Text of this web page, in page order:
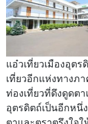
แอ๋วเที่ยวเมืองอุต
เที่ยวอีกแห่งทางภ
ท่องเที่ยวที่ดึงดูดต
อุตรดิตถ์เป็นอีกหนึ่